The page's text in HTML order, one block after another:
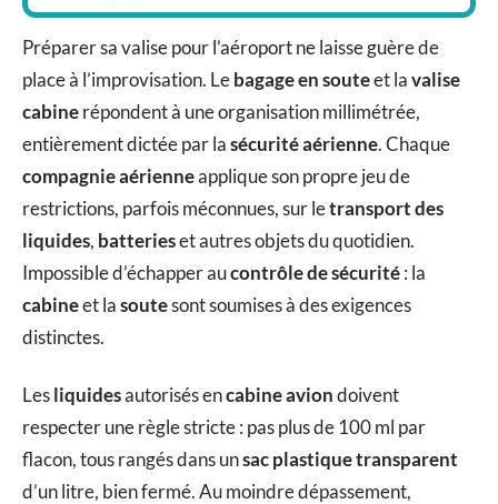
Préparer sa valise pour l’aéroport ne laisse guère de
place à l’improvisation. Lebagage en souteet lavalise
cabinerépondent à une organisation millimétrée,
entièrement dictée par lasécurité aérienne. Chaque
compagnie aérienneapplique son propre jeu de
restrictions, parfois méconnues, sur letransport des
liquides, batterieset autres objets du quotidien.
Impossible d’échapper aucontrôle de sécurité: la
cabineet lasoutesont soumises à des exigences
distinctes.
Lesliquidesautorisés encabine aviondoivent
respecter une règle stricte : pas plus de 100 ml par
flacon, tous rangés dans unsac plastique transparent
d’un litre, bien fermé. Au moindre dépassement,